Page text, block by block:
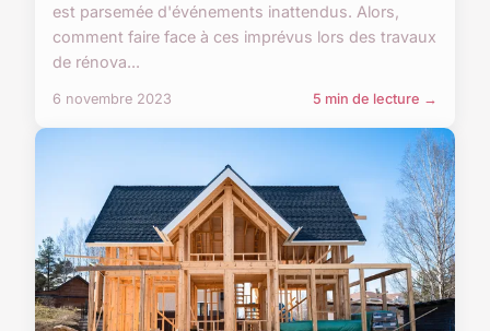
est parsemée d'événements inattendus. Alors,
comment faire face à ces imprévus lors des travaux
de rénova...
6 novembre 2023 5 min de lecture →